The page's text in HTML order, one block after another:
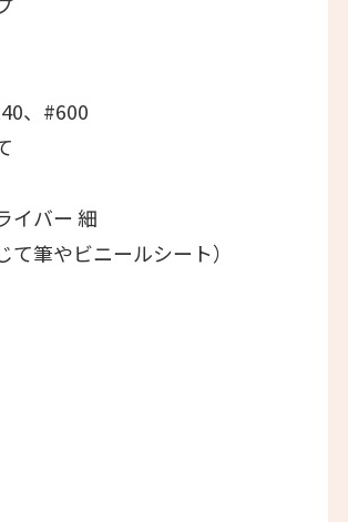
、#600
イバー 細
て筆やビニールシート）